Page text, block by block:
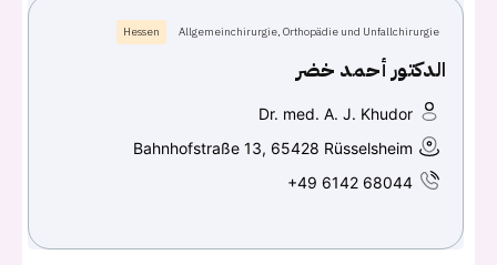
Allgemeinchirurgie, Orthopädie und Unfallchirurgie
Hessen
الدكتور أحمد خضر
Dr. med. A. J. Khudor
Bahnhofstraße 13, 65428 Rüsselsheim
+49 6142 68044